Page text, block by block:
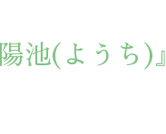
池(ようち)』